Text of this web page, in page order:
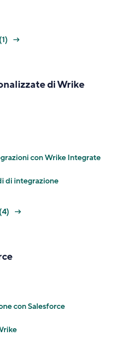
di Wrike
con Wrike Integrate
di integrazione
con Salesforce